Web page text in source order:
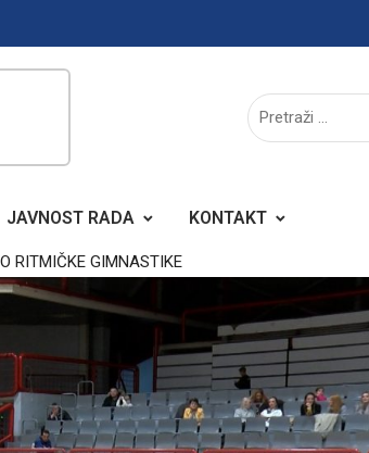
JAVNOST RADA KONTAKT
RITMIČKE GIMNASTIKE